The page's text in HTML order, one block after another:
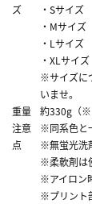
ズ
・Sサイズ
・Mサイズ
・Lサイズ
・XLサイズ
※サイズに
いませ。
重量
約330g（
注意
点
※同系色と
※無蛍光洗
※柔軟剤は
※アイロン
※プリント